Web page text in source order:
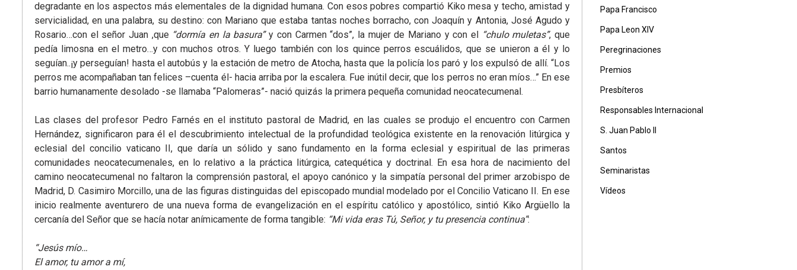
degradante en los aspectos más elementales de la dignidad humana. Con esos pobres compartió Kiko mesa y techo, amistad y
servicialidad, en una palabra, su destino: con Mariano que estaba tantas noches borracho, con Joaquín y Antonia, José Agudo y
Rosario…con el señor Juan ,que “dormía en la basura”y con Carmen “dos”, la mujer de Mariano y con el “chulo muletas”, que
pedía limosna en el metro…y con muchos otros. Y luego también con los quince perros escuálidos, que se unieron a él y lo
seguían..¡y perseguían! hasta el autobús y la estación de metro de Atocha, hasta que la policía los paró y los expulsó de allí. “Los
perros me acompañaban tan felices –cuenta él- hacia arriba por la escalera. Fue inútil decir, que los perros no eran míos…” En ese
barrio humanamente desolado -se llamaba “Palomeras”- nació quizás la primera pequeña comunidad neocatecumenal.
Las clases del profesor Pedro Farnés en el instituto pastoral de Madrid, en las cuales se produjo el encuentro con Carmen
Hernández, significaron para él el descubrimiento intelectual de la profundidad teológica existente en la renovación litúrgica y
eclesial del concilio vaticano II, que daría un sólido y sano fundamento en la forma eclesial y espiritual de las primeras
comunidades neocatecumenales, en lo relativo a la práctica litúrgica, catequética y doctrinal. En esa hora de nacimiento del
camino neocatecumenal no faltaron la comprensión pastoral, el apoyo canónico y la simpatía personal del primer arzobispo de
Madrid, D. Casimiro Morcillo, una de las figuras distinguidas del episcopado mundial modelado por el Concilio Vaticano II. En ese
inicio realmente aventurero de una nueva forma de evangelización en el espíritu católico y apostólico, sintió Kiko Argüello la
cercanía del Señor que se hacía notar anímicamente de forma tangible: “Mi vida eras Tú, Señor, y tu presencia continua”:
“Jesús mío…
El amor, tu amor a mí,
Papa Francisco
Papa Leon XIV
Peregrinaciones
Premios
Presbíteros
Responsables Internacional
S. Juan Pablo II
Santos
Seminaristas
Vídeos